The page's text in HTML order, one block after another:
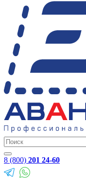
8 (800) 201 24-60